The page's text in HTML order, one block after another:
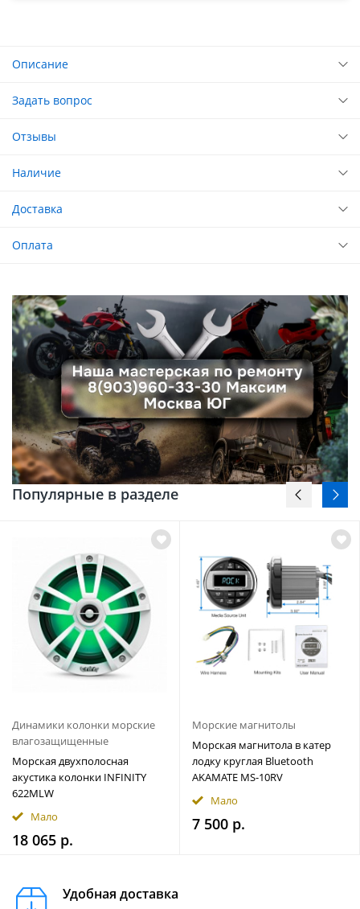
Описание
Задать вопрос
Отзывы
Наличие
Доставка
Оплата
Популярные в разделе
Динамики колонки морские
влагозащищенные
Морская двухполосная
акустика колонки INFINITY
622MLW
Мало
18 065 р.
Морские магнитолы
Морская магнитола в катер
лодку круглая Bluetooth
AKAMATE MS-10RV
Мало
7 500 р.
Удобная доставка